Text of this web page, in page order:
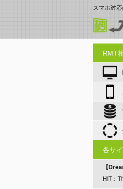
スマホ対
RMT
各サ
【
HIT：